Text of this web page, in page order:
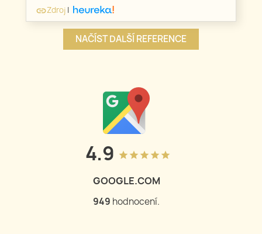
linkZdroj |
NAČÍST DALŠÍ REFERENCE
4.9 grade grade grade grade grade
GOOGLE.COM
950 hodnocení.